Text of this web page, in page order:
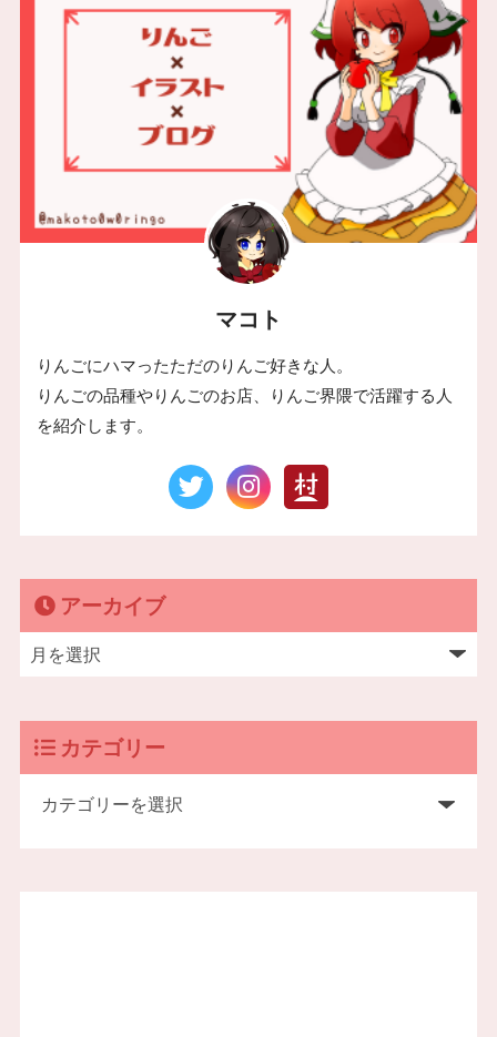
マコト
りんごにハマったただのりんご好きな人。
りんごの品種やりんごのお店、りんご界隈で活躍する人
を紹介します。
アーカイブ
カテゴリー